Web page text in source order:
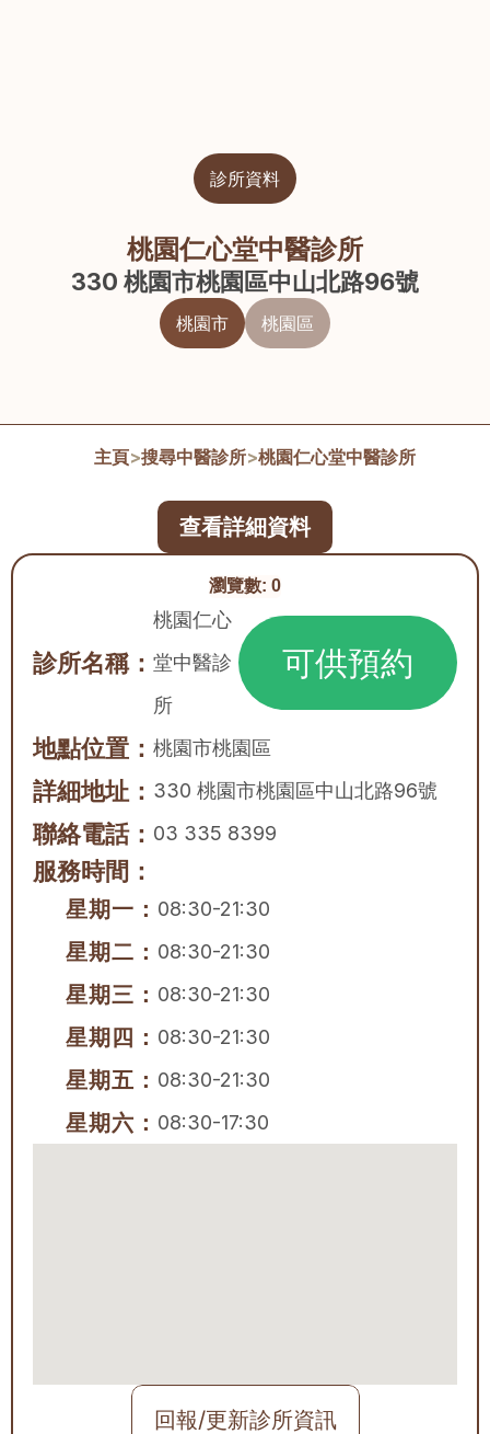
診所資料
桃園仁心堂中醫診所
330 桃園市桃園區中山北路96號
桃園市 桃園區
主頁>搜尋中醫診所>桃園仁心堂中醫診所
瀏覽數: 0
診所名稱：
桃園仁心
堂中醫診
所
可供預約
地點位置： 桃園市桃園區
詳細地址： 330 桃園市桃園區中山北路96號
聯絡電話： 03 335 8399
服務時間：
星期一： 08:30-21:30
星期二： 08:30-21:30
星期三： 08:30-21:30
星期四： 08:30-21:30
星期五： 08:30-21:30
星期六： 08:30-17:30
回報/更新診所資訊
查看詳細資料